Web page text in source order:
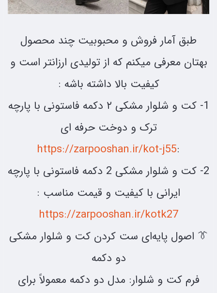
طبق آمار فروش و محبوبیت چند محصول
بهتان معرفی میکنم که از تولیدی ارزانتر است و
کیفیت بالا داشته باشه :
1- کت و شلوار مشکی ۲ دکمه فاستونی با پارچه
ترک و دوخت حرفه ای
:
https://zarpooshan.ir/kot-j55
2- کت و شلوار مشکی 2 دکمه فاستونی با پارچه
ایرانی با کیفیت و قیمت مناسب :
https://zarpooshan.ir/kotk27
👔 اصول پایه‌ای ست کردن کت و شلوار مشکی
دو دکمه
فرم کت و شلوار: مدل دو دکمه معمولاً برای